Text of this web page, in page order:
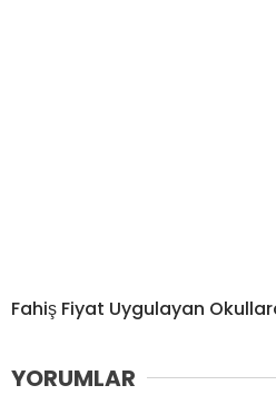
Fahiş Fiyat Uygulayan
YORUMLAR